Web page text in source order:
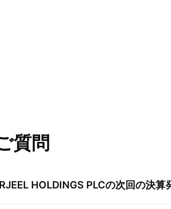
質問
HOLDINGS PLCの次回の決算